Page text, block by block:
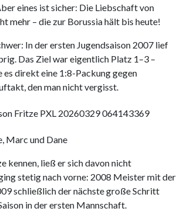
eines ist sicher: Die Liebschaft von
mehr – die zur Borussia hält bis heute!
In der ersten Jugendsaison 2007 lief
Das Ziel war eigentlich Platz 1–3 –
direkt eine 1:8-Packung gegen
den man nicht vergisst.
Marc und Dane
kennen, ließ er sich davon nicht
stetig nach vorne: 2008 Meister mit der
schließlich der nächste große Schritt
in der ersten Mannschaft.